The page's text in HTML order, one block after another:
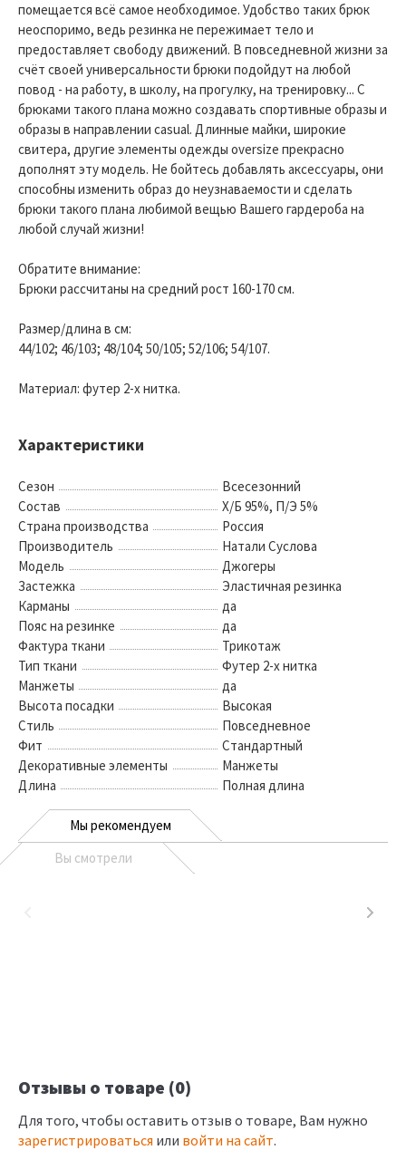
помещается всё самое необходимое. Удобство таких брюк
неоспоримо, ведь резинка не пережимает тело и
предоставляет свободу движений. В повседневной жизни за
счёт своей универсальности брюки подойдут на любой
повод - на работу, в школу, на прогулку, на тренировку... С
брюками такого плана можно создавать спортивные образы и
образы в направлении casual. Длинные майки, широкие
свитера, другие элементы одежды oversize прекрасно
дополнят эту модель. Не бойтесь добавлять аксессуары, они
способны изменить образ до неузнаваемости и сделать
брюки такого плана любимой вещью Вашего гардероба на
любой случай жизни!
Обратите внимание:
Брюки рассчитаны на средний рост 160-170 см.
Размер/длина в см:
44/102; 46/103; 48/104; 50/105; 52/106; 54/107.
Материал: футер 2-х нитка.
Характеристики
Сезон
Всесезонний
Состав
Х/Б 95%, П/Э 5%
Страна производства
Россия
Производитель
Натали Суслова
Модель
Джогеры
Застежка
Эластичная резинка
Карманы
да
Пояс на резинке
да
Фактура ткани
Трикотаж
Тип ткани
Футер 2-х нитка
Манжеты
да
Высота посадки
Высокая
Стиль
Повседневное
Фит
Стандартный
Декоративные элементы
Манжеты
Длина
Полная длина
Мы рекомендуем
Вы смотрели
Отзывы о товаре (0)
Для того, чтобы оставить отзыв о товаре, Вам нужно
зарегистрироваться или войти на сайт.